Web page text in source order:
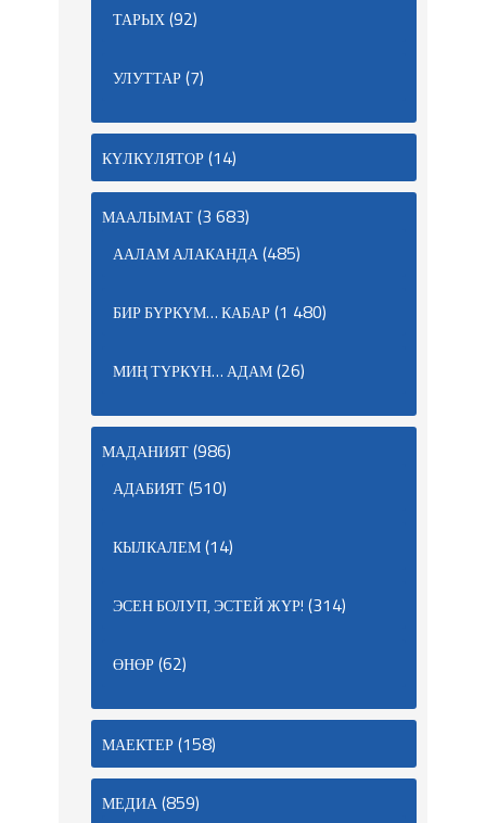
ТАРЫХ(92)
УЛУТТАР(7)
КҮЛКҮЛЯТОР(14)
МААЛЫМАТ(3 683)
ААЛАМ АЛАКАНДА(485)
БИР БҮРКҮМ… КАБАР(1 480)
МИҢ ТҮРКҮН… АДАМ(26)
МАДАНИЯТ(986)
АДАБИЯТ(510)
КЫЛКАЛЕМ(14)
ЭСЕН БОЛУП, ЭСТЕЙ ЖҮР! (314)
ӨНӨР(62)
МАЕКТЕР(158)
МЕДИА(859)